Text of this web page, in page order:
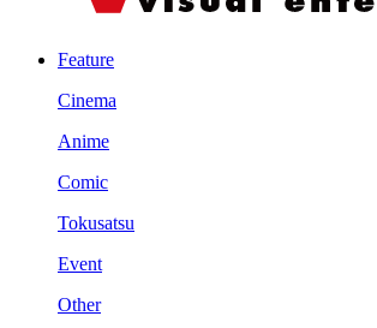
Feature
Cinema
Anime
Comic
Tokusatsu
Event
Other